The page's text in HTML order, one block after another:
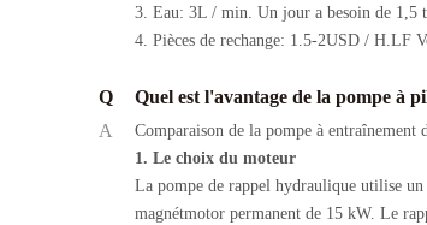
3. Eau: 3L / min. Un jour a besoin de 1,5
4. Pièces de rechange: 1.5-2USD / H.LF
Q
Quel est l'avantage de la pompe à
A
Comparaison de la pompe à
1. Le choix du moteur
La pompe de rappel hydraulique utilise
magnétmotor permanent de 15 kW. Le